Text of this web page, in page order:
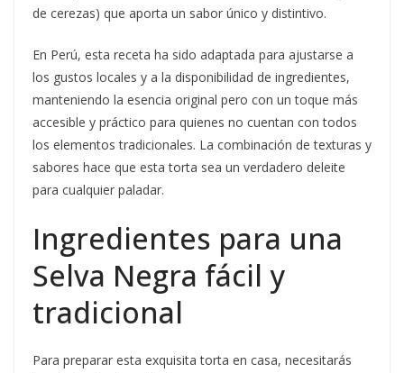
de cerezas) que aporta un sabor único y distintivo.
En Perú, esta receta ha sido adaptada para ajustarse a
los gustos locales y a la disponibilidad de ingredientes,
manteniendo la esencia original pero con un toque más
accesible y práctico para quienes no cuentan con todos
los elementos tradicionales. La combinación de texturas y
sabores hace que esta torta sea un verdadero deleite
para cualquier paladar.
Ingredientes para una
Selva Negra fácil y
tradicional
Para preparar esta exquisita torta en casa, necesitarás